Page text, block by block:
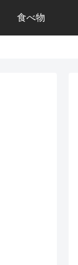
食べ物